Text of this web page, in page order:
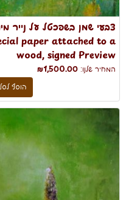
paper attached to a
wood, signed Preview
המחיר שלנו: ₪1,500.00
הוסף לסל